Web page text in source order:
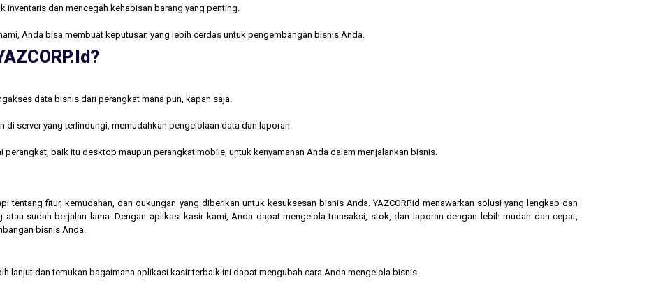
inventaris dan mencegah kehabisan barang yang penting.
Anda bisa membuat keputusan yang lebih cerdas untuk pengembangan bisnis Anda.
data bisnis dari perangkat mana pun, kapan saja.
di server yang terlindungi, memudahkan pengelolaan data dan laporan.
baik itu desktop maupun perangkat mobile, untuk kenyamanan Anda dalam menjalankan bisnis.
tentang fitur, kemudahan, dan dukungan yang diberikan untuk kesuksesan bisnis Anda. YAZCORP.id menawarkan solusi yang lengkap dan
sudah berjalan lama. Dengan aplikasi kasir kami, Anda dapat mengelola transaksi, stok, dan laporan dengan lebih mudah dan cepat,
bisnis Anda.
lanjut dan temukan bagaimana aplikasi kasir terbaik ini dapat mengubah cara Anda mengelola bisnis.